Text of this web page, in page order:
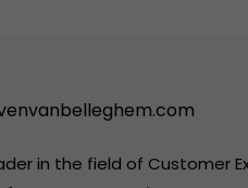
in the field of Customer